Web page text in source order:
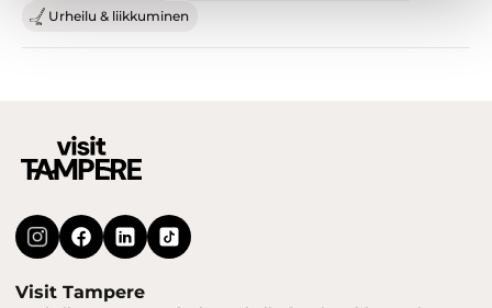
Urheilu & liikkuminen
Visit Tampere